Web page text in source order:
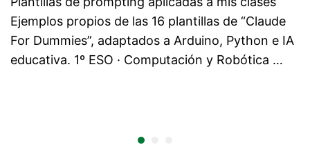
Ejemplos propios de las 16 plantillas de “Claude
For Dummies”, adaptados a Arduino, Python e IA
educativa. 1º ESO · Computación y Robótica …